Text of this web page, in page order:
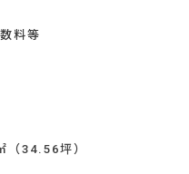
料等
34.56坪）